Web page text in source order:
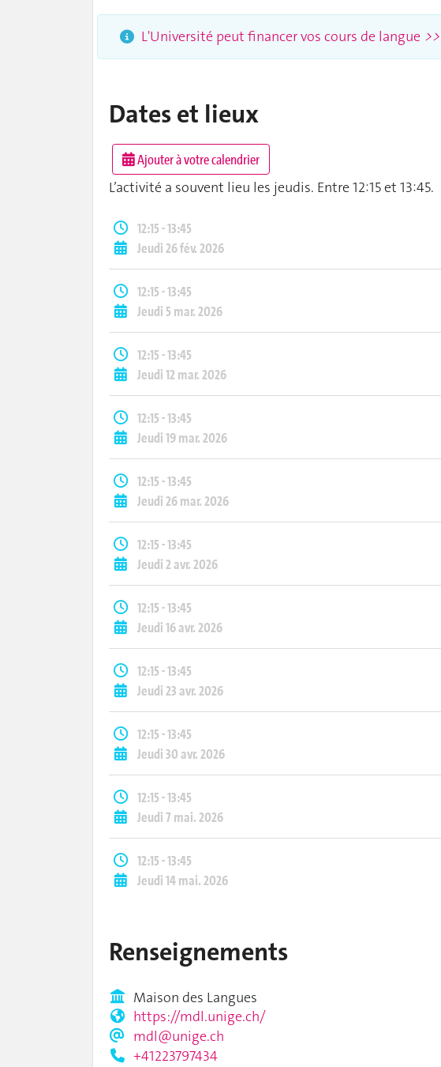
L'Université peut financer vos cours de langue >>
Dates et lieux
Ajouter à votre calendrier
L’activité a souvent lieu les jeudis. Entre 12:15 et 13:45.
12:15 - 13:45
Jeudi 26 fév. 2026
12:15 - 13:45
Jeudi 5 mar. 2026
12:15 - 13:45
Jeudi 12 mar. 2026
12:15 - 13:45
Jeudi 19 mar. 2026
12:15 - 13:45
Jeudi 26 mar. 2026
12:15 - 13:45
Jeudi 2 avr. 2026
12:15 - 13:45
Jeudi 16 avr. 2026
12:15 - 13:45
Jeudi 23 avr. 2026
12:15 - 13:45
Jeudi 30 avr. 2026
12:15 - 13:45
Jeudi 7 mai. 2026
12:15 - 13:45
Jeudi 14 mai. 2026
Renseignements
Maison des Langues
https://mdl.unige.ch/
mdl@unige.ch
+41223797434